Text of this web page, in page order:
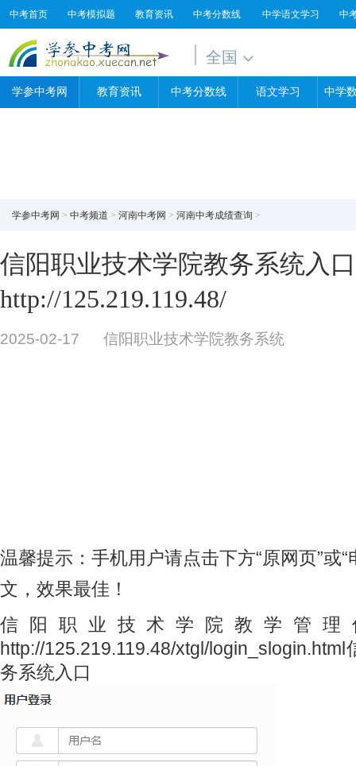
中考首页 中考模拟题 教育资讯 中考分数线 中学语文学习 中
全国
学参中考网 教育资讯 中考分数线 语文学习 中学
学参中考网 > 中考频道 > 河南中考网 > 河南中考成绩查询 >
信阳职业技术学院教务系统入
http://125.219.119.48/
2025-02-17 信阳职业技术学院教务系统
温馨提示：手机用户请点击下方“原网页”或“
文，效果最佳！
信阳职业技术学院教学管理
http://125.219.119.48/xtgl/
务系统入口